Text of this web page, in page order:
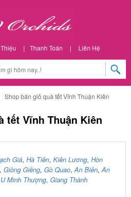
| Thanh Toán | Liên Hệ
Shop bán giỏ quà tết Vĩnh Thuận Kiên
tết Vĩnh Thuận Kiên
Giá, Hà Tiên, Kiên Lương, Hòn
, Giồng Giềng, Gò Quao,An Biên,An
U Minh Thượng, Giang Thành